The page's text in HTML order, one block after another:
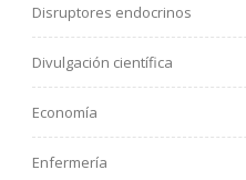
Disruptores endocrinos
Divulgación científica
Economía
Enfermería